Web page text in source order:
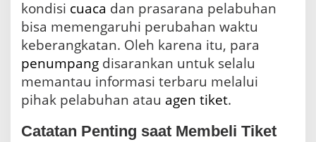
kondisi cuaca dan prasarana pelabuhan
bisa memengaruhi perubahan waktu
penumpang disarankan untuk selalu
memantau informasi terbaru melalui
pihak pelabuhan atau agen tiket.
Catatan Penting saat Membeli Tiket